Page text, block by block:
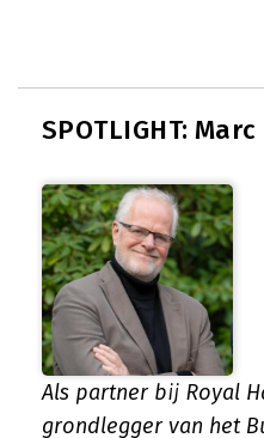
SPOTLIGHT:
Als partner bij Royal
grondlegger van het